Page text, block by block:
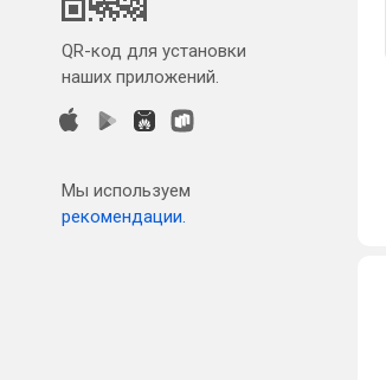
QR-код для установки
наших приложений.
Мы используем
рекомендации.